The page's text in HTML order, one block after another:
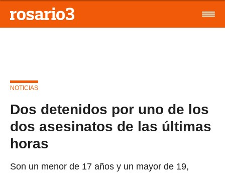
NOTICIAS
Dos detenidos por uno de los
dos asesinatos de las últimas
horas
Son un menor de 17 años y un mayor de 19,